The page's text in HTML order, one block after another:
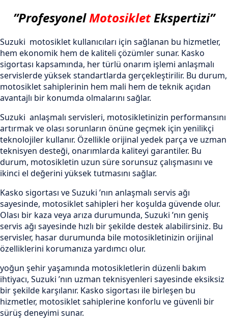
”ProfesyonelMotosikletEkspertizi”
Suzuki motosiklet kullanıcıları için sağlanan bu hizmetler,
hem ekonomik hem de kaliteli çözümler sunar. Kasko
sigortası kapsamında, her türlü onarım işlemi anlaşmalı
servislerde yüksek standartlarda gerçekleştirilir. Bu durum,
motosiklet sahiplerinin hem mali hem de teknik açıdan
avantajlı bir konumda olmalarını sağlar.
Suzuki anlaşmalı servisleri, motosikletinizin performansını
artırmak ve olası sorunların önüne geçmek için yenilikçi
teknolojiler kullanır. Özellikle orijinal yedek parça ve uzman
teknisyen desteği, onarımlarda kaliteyi garantiler. Bu
durum, motosikletin uzun süre sorunsuz çalışmasını ve
ikinci el değerini yüksek tutmasını sağlar.
Kasko sigortası ve Suzuki ’nın anlaşmalı servis ağı
sayesinde, motosiklet sahipleri her koşulda güvende olur.
Olası bir kaza veya arıza durumunda, Suzuki ’nın geniş
servis ağı sayesinde hızlı bir şekilde destek alabilirsiniz. Bu
servisler, hasar durumunda bile motosikletinizin orijinal
özelliklerini korumanıza yardımcı olur.
yoğun şehir yaşamında motosikletlerin düzenli bakım
ihtiyacı, Suzuki ’nın uzman teknisyenleri sayesinde eksiksiz
bir şekilde karşılanır. Kasko sigortası ile birleşen bu
hizmetler, motosiklet sahiplerine konforlu ve güvenli bir
sürüş deneyimi sunar.